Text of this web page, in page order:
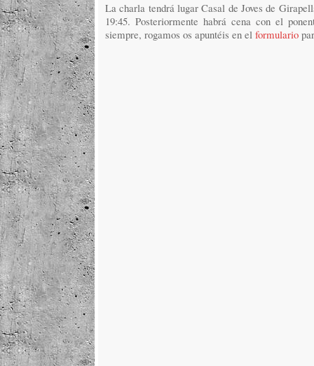
La charla tendrá lugar Casal de Joves de
19:45. Posteriormente habrá cena con el
siempre, rogamos os apuntéis en el formulario